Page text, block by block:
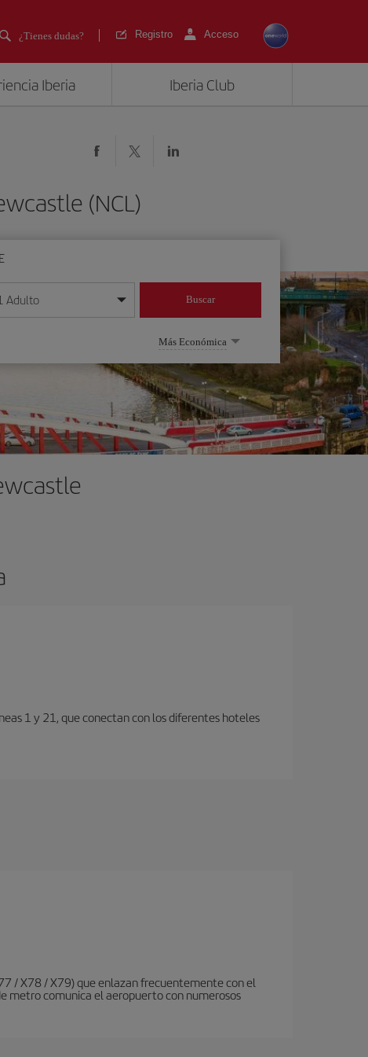
¿Tienes dudas? Registro Acceso
Iberia Iberia Club
(NCL)
día/mes/año
Adulto Buscar
Más Económica
1 y 21, que conectan con los diferentes hoteles
/ X78 / X79) que enlazan frecuentemente con el
metro comunica el aeropuerto con numerosos